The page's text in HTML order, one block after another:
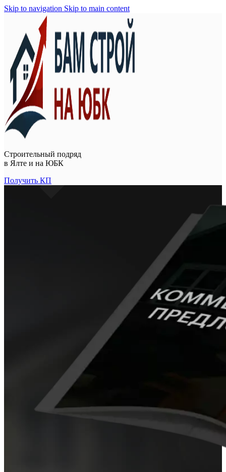
Skip to navigation Skip to main content
Строительный подряд
в Ялте и на ЮБК
Получить КП